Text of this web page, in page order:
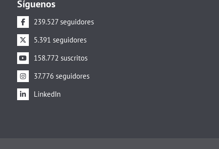
Síguenos
239.527 seguidores
5.391 seguidores
158.772 suscritos
37.776 seguidores
LinkedIn